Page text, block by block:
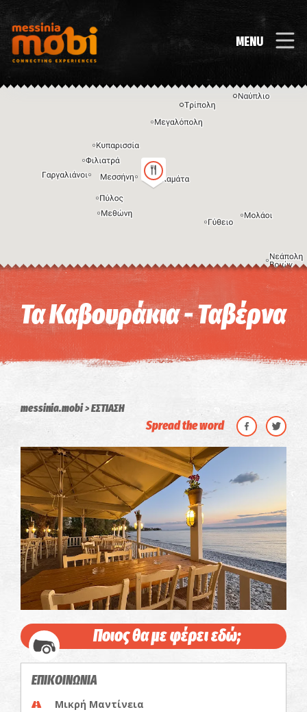
MENU
Η εικόνα ενδέχεται να υπόκειται σε πνευματικά δικαιώματα Όροι
Τα Καβουράκια - Ταβέρνα
messinia.mobi ΕΣΤΙΑΣΗ
Spread the word
Ποιος θα με φέρει εδώ;
ΕΠΙΚΟΙΝΩΝΙΑ
Μικρή Μαντίνεια